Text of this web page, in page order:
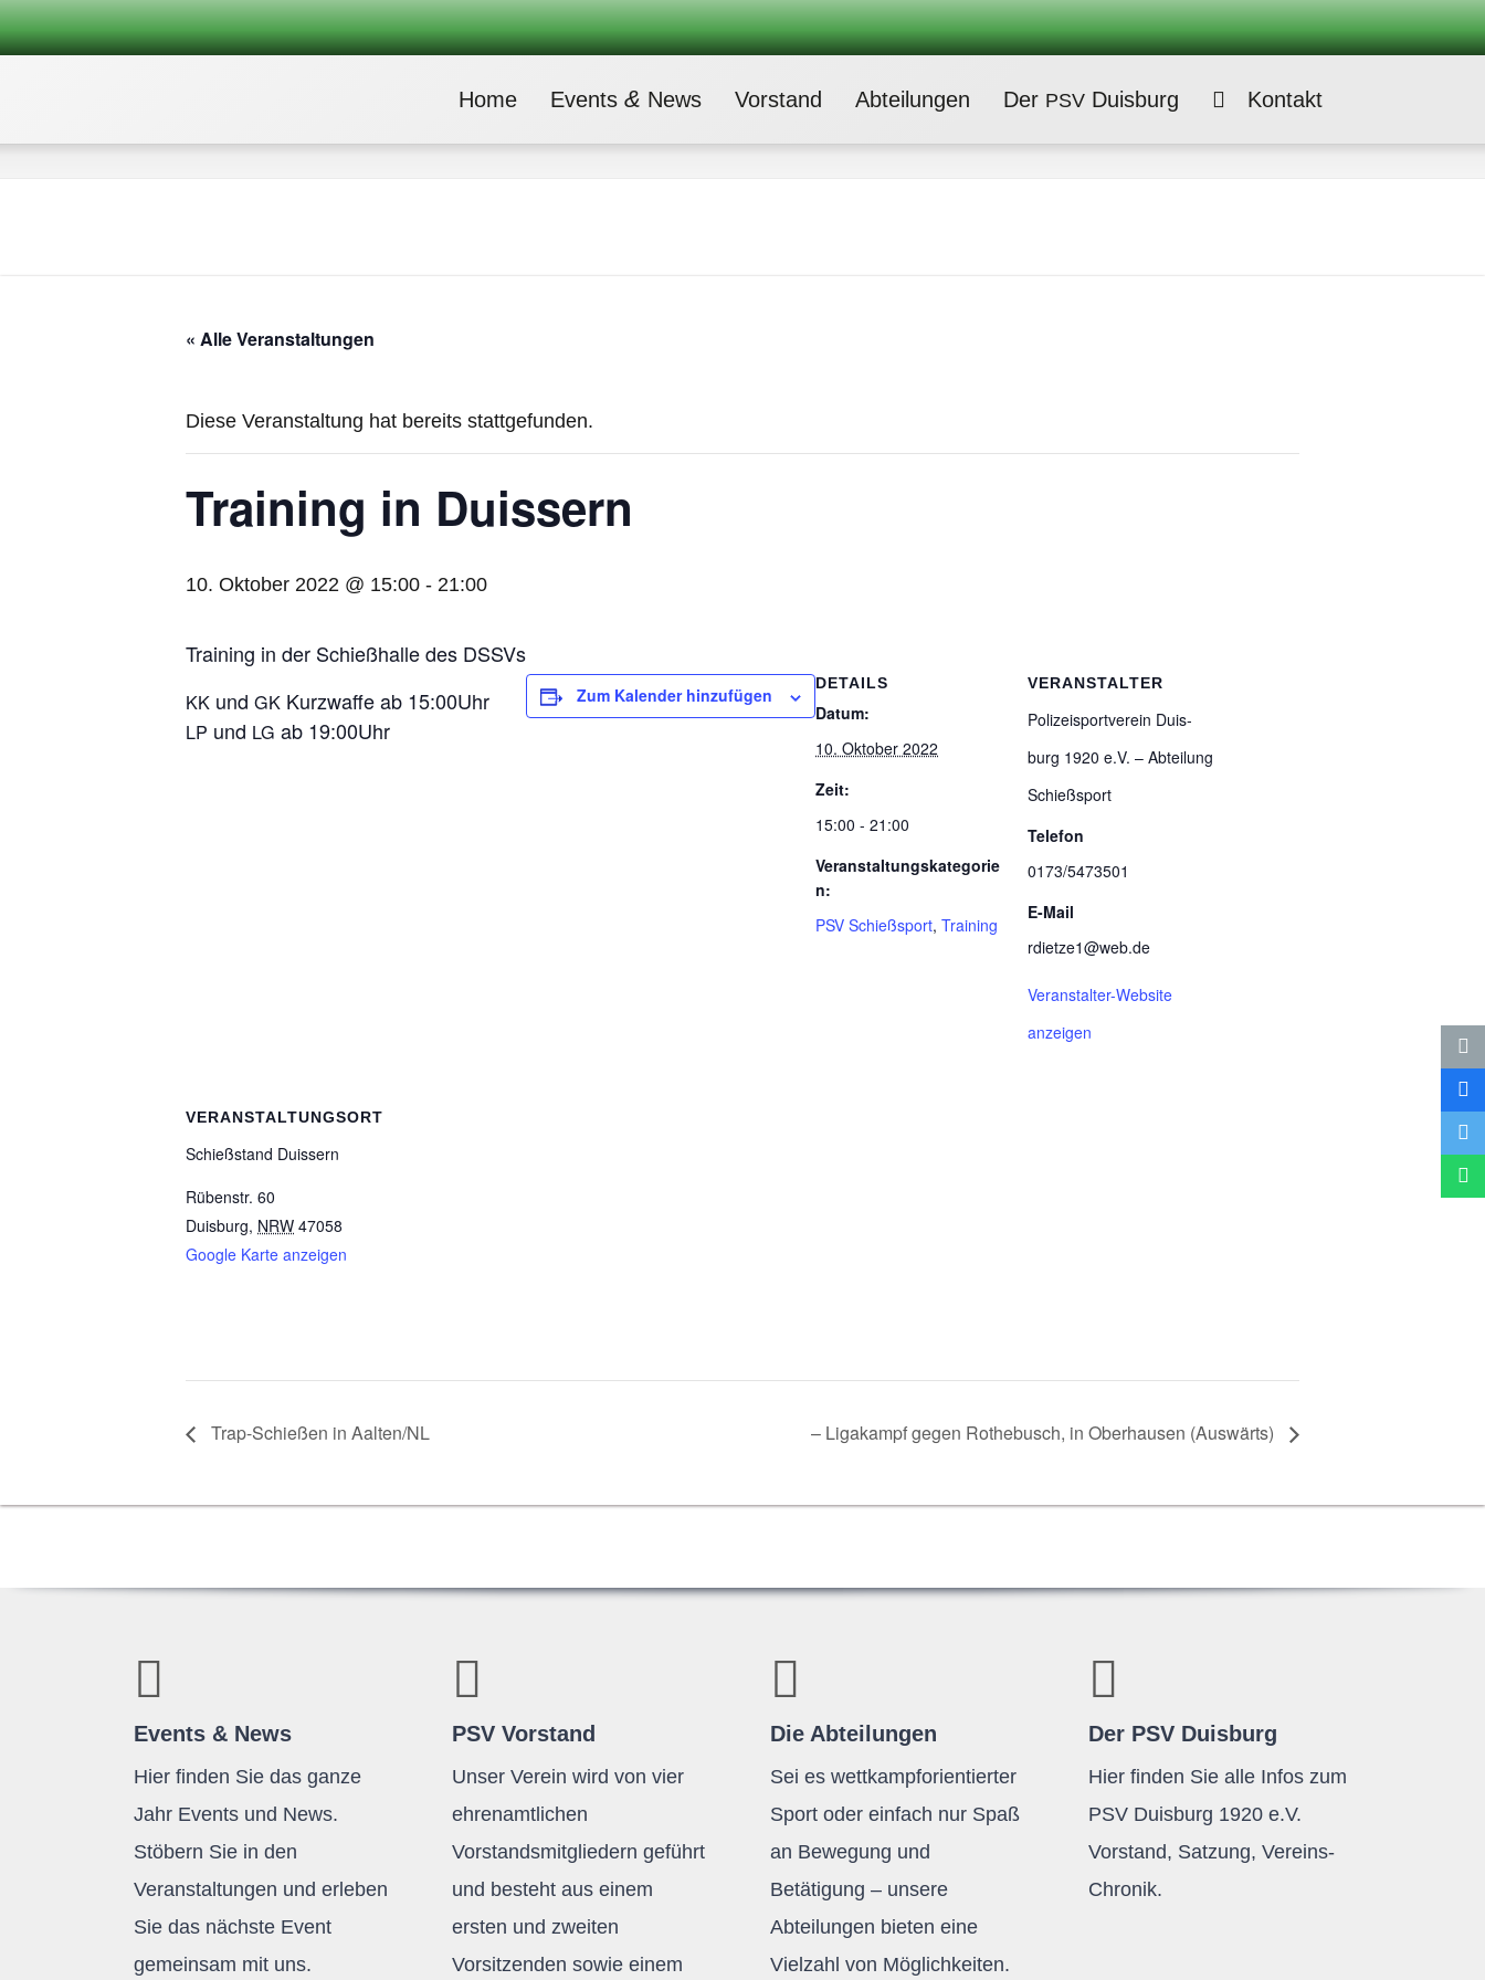
Home Events & News Vor­stand Abtei­lun­gen Der PSVDuisburg Kontakt
« Alle Veranstaltungen
Diese Veranstaltung hat bereits stattgefunden.
Trai­ning in Duissern
10. Oktober 2022 @ 15:00 - 21:00
Trai­ning in der Schieß­halle des DSSVs
KK und GK Kurz­waffe ab 15:00Uhr
LP und LG ab 19:00Uhr
Zum Kalender hinzufügen
DETAILS
Datum:
10. Oktober 2022
Zeit:
15:00 - 21:00
Veranstaltungskategorie
n:
PSV Schießsport, Training
VERANSTALTER
Poli­zei­sport­ver­ein Duis­
burg 1920 e.V. – Abtei­lung
Schießsport
Telefon
0173/5473501
E-Mail
rdietze1@web.de
Veranstalter-Website
anzeigen
VERANSTALTUNGSORT
Schieß­stand Duissern
Rübenstr. 60
Duisburg, NRW 47058
Google Karte anzeigen
Trap-Schie­ßen in Aalten/​NL – Liga­kampf gegen Rothe­busch, in Ober­hau­sen (Aus­wärts)
Events & News
Hier finden Sie das ganze
Jahr Events und News.
Stöbern Sie in den
Veranstaltungen und erleben
Sie das nächste Event
gemeinsam mit uns.
PSV Vorstand
Unser Verein wird von vier
ehrenamtlichen
Vorstandsmitgliedern geführt
und besteht aus einem
ersten und zweiten
Vorsitzenden sowie einem
Die Abteilungen
Sei es wettkampforientierter
Sport oder einfach nur Spaß
an Bewegung und
Betätigung – unsere
Abteilungen bieten eine
Vielzahl von Möglichkeiten.
Der PSV Duisburg
Hier finden Sie alle Infos zum
PSV Duisburg 1920 e.V.
Vorstand, Satzung, Vereins-
Chronik.